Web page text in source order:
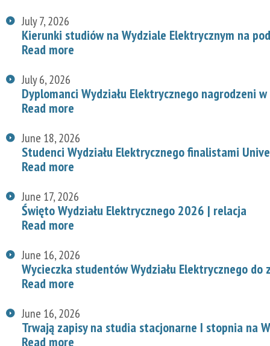
July 7, 2026
Kierunki studiów na Wydziale Elektrycznym na
Read more
July 6, 2026
Dyplomanci Wydziału Elektrycznego nagrodzeni
Read more
June 18, 2026
Studenci Wydziału Elektrycznego finalistami
Read more
June 17, 2026
Święto Wydziału Elektrycznego 2026 | relacja
Read more
June 16, 2026
Wycieczka studentów Wydziału Elektrycznego
Read more
June 16, 2026
Trwają zapisy na studia stacjonarne I stopnia na
Read more